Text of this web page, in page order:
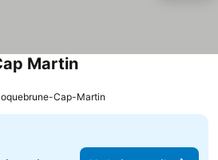
MartinVedeți prețurile
Cap-Martin